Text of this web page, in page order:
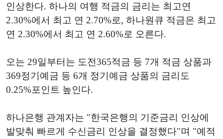
인상한다. 하나의 여행 적금의 금리는 최고연
2.30%에서 최고 연 2.70%로, 하나원큐 적금은 최고
연 2.30%에서 최고 연 2.60%로 오른다.
오는 29일부터는 도전365적금 등 7개 적금 상품과
369정기예금 등 6개 정기예금 상품의 금리도
0.25%포인트 높인다.
하나은행 관계자는 "한국은행의 기준금리 인상에
발맞춰 빠르게 수신금리 인상을 결정했다"며 "예적